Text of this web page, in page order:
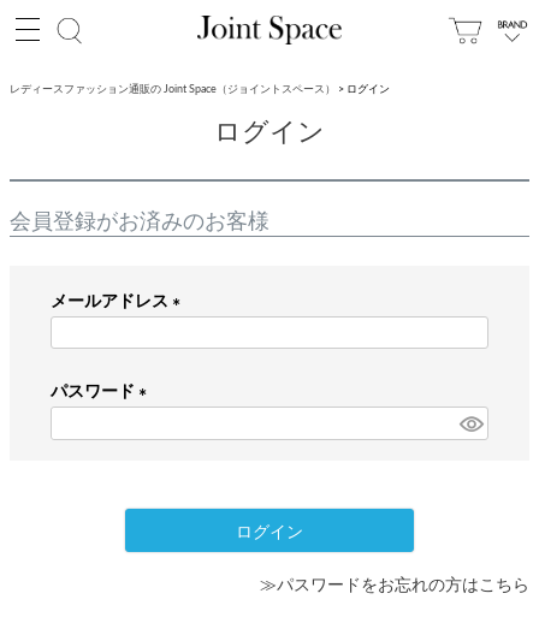
レディースファッション通販の Joint Space（ジョイントスペース） ログイン
ログイン
会員登録がお済みのお客様
メールアドレス
パスワード
ログイン
≫パスワードをお忘れの方はこちら